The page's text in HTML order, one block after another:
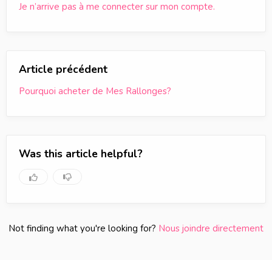
Je n’arrive pas à me connecter sur mon compte.
Article précédent
Pourquoi acheter de Mes Rallonges?
Was this article helpful?
Not finding what you're looking for? Nous joindre directement